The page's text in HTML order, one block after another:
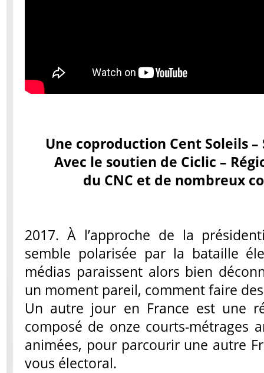
Une coproduction Cent Soleils –
Avec le soutien de Ciclic –
du CNC et de nombreux
2017. À l’approche de la
semble polarisée par la bataille
médias paraissent alors bien
un moment pareil, comment faire
Un autre jour en France est une
composé de onze courts-métrages
animées, pour parcourir une autre
vous électoral.